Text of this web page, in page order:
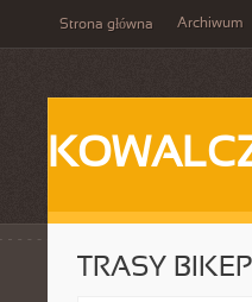
Strona główna Archiwum
TRASY